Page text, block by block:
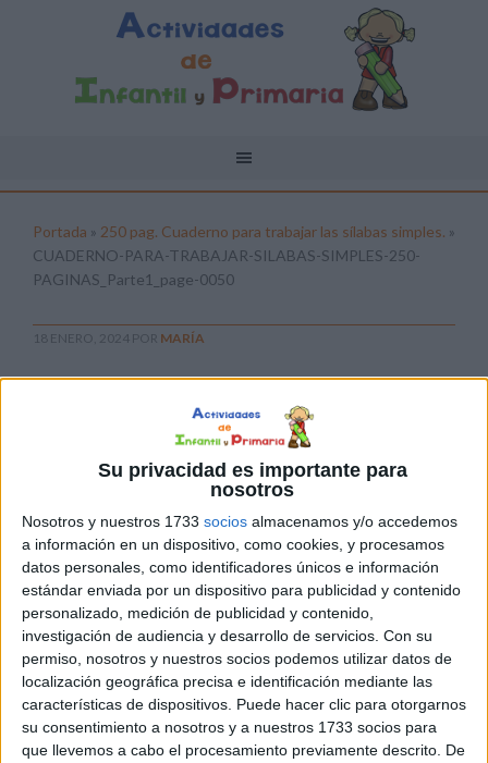
Su privacidad es importante para
nosotros
Nosotros y nuestros 1733 socios almacenamos y/o accedemos
a información en un dispositivo, como cookies, y procesamos
datos personales, como identificadores únicos e información
estándar enviada por un dispositivo para publicidad y contenido
personalizado, medición de publicidad y contenido,
investigación de audiencia y desarrollo de servicios. Con su
permiso, nosotros y nuestros socios podemos utilizar datos de
localización geográfica precisa e identificación mediante las
características de dispositivos. Puede hacer clic para otorgarnos
su consentimiento a nosotros y a nuestros 1733 socios para
que llevemos a cabo el procesamiento previamente descrito. De
Portada » 250 pag. Cuaderno para trabajar las sílabas simples. »
CUADERNO-PARA-TRABAJAR-SILABAS-SIMPLES-250-
PAGINAS_Parte1_page-0050
18 ENERO, 2024 POR MARÍA
SILABAS-SIMPLES-250-
PAGINAS_Parte1_page-0050
Pulsa sobre el enlace para descargar el
archivo: